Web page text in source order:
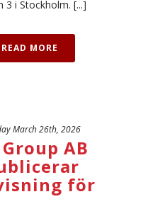
3 i Stockholm. [...]
READ MORE
March 26th, 2026
AB
för